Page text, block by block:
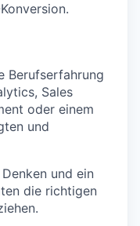
Berufserfahrung
Sales
oder einem
und
und ein
die richtigen